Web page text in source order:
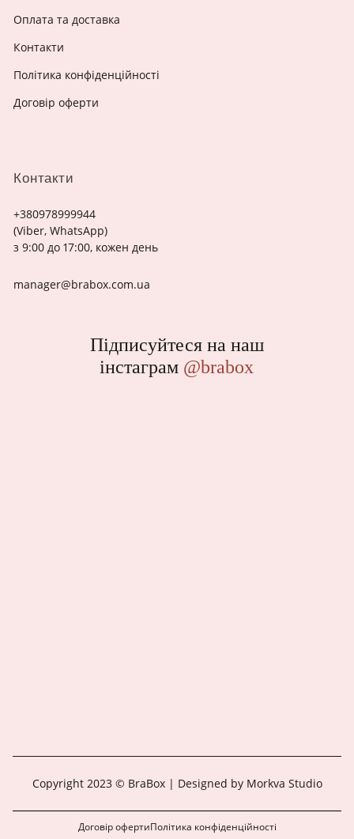
Контакти
+380978999944
(Viber, WhatsApp)
з 9:00 до 17:00, кожен день
manager@brabox.com.ua
Оплата та доставка
Контакти
Політика конфіденційності
Договір оферти
Підписуйтеся на наш
інстаграм @brabox
Copyright 2023 © BraBox | Designed by Morkva Studio
Договір офертиПолітика конфіденційності